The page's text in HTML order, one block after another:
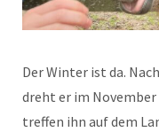
Der Winter ist da.
dreht er im
treffen ihn auf dem